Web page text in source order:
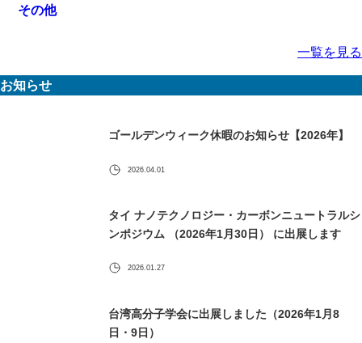
その他
一覧を見る
お知らせ
ゴールデンウィーク休暇のお知らせ【2026年】
2026.04.01
タイ ナノテクノロジー・カーボンニュートラルシ
ンポジウム （2026年1月30日） に出展します
2026.01.27
台湾高分子学会に出展しました（2026年1月8
日・9日）